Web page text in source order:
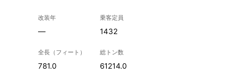
改装年
—
乗客定員
1432
全長（フィート）
781.0
総トン数
61214.0